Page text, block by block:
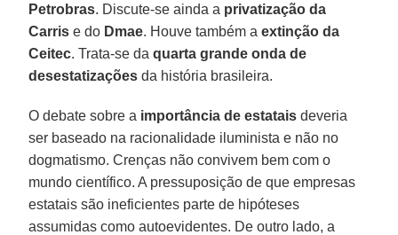
Petrobras. Discute-se ainda a privatização da
Carris e do Dmae. Houve também aextinção da
Ceitec. Trata-se daquarta grande onda de
desestatizações da história brasileira.
O debate sobre a importância de estatais deveria
ser baseado na racionalidade iluminista e não no
dogmatismo. Crenças não convivem bem com o
mundo científico. A pressuposição de que empresas
estatais são ineficientes parte de hipóteses
assumidas como autoevidentes. De outro lado, a